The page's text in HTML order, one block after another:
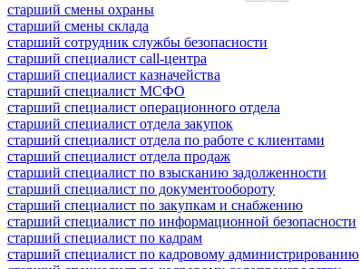
старший смены охраны
старший смены склада
старший сотрудник службы безопасности
старший специалист call-центра
старший специалист казначейства
старший специалист МСФО
старший специалист операционного отдела
старший специалист отдела закупок
старший специалист отдела по работе с клиентами
старший специалист отдела продаж
старший специалист по взысканию задолженности
старший специалист по документообороту
старший специалист по закупкам и снабжению
старший специалист по информационной безопасности
старший специалист по кадрам
старший специалист по кадровому администрированию